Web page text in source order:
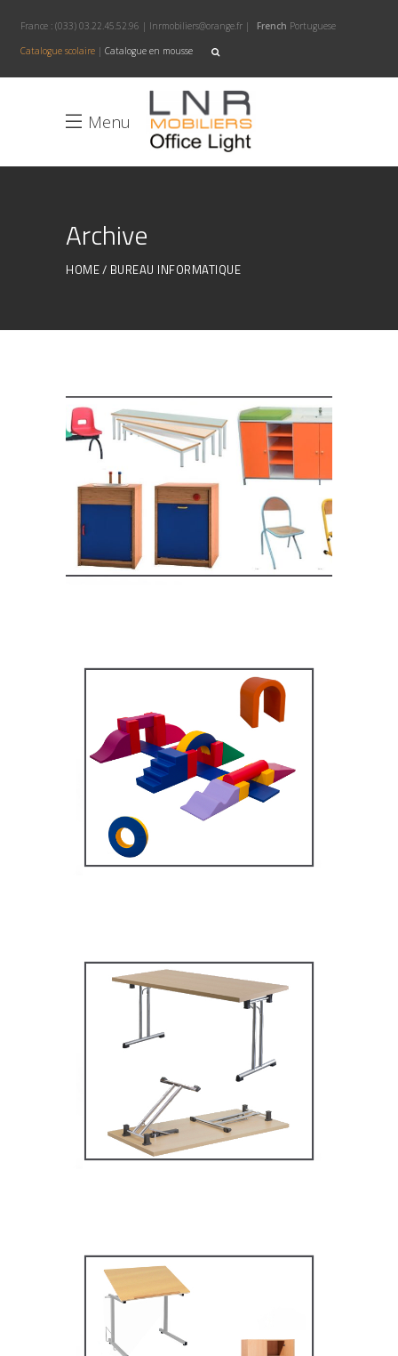
France : (033) 03.22.45.52.96 | lnrmobiliers@orange.fr | French Portuguese
Catalogue scolaire | Catalogue en mousse
Menu
Archive
HOME BUREAU INFORMATIQUE
Equipement crèche et
maternelle
MOBILIER SCOLAIRE
Équipement pédagogique
MOBILIER SCOLAIRE
Tables Multifonctions
MOBILIER SCOLAIRE
Mobilier secondaire /
supérieur